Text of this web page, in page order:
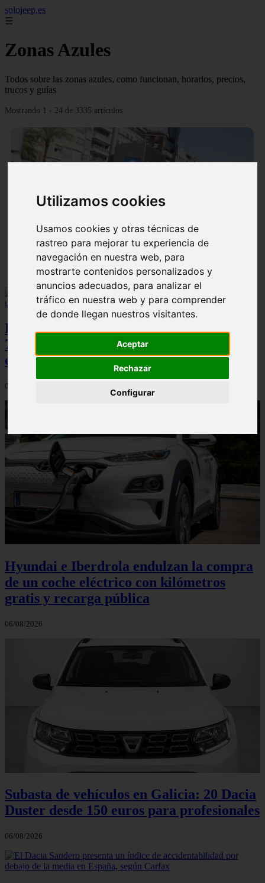
Utilizamos cookies
Usamos cookies y otras técnicas de
rastreo para mejorar tu experiencia de
navegación en nuestra web, para
mostrarte contenidos personalizados y
anuncios adecuados, para analizar el
tráfico en nuestra web y para comprender
de donde llegan nuestros visitantes.
Aceptar
Rechazar
Configurar
solojeep.es
☰
Zonas Azules
Todos sobre las zonas azules, como funcionan, horarios, precios,
trucos y guías
Mostrando 1 - 24 de 3335 artículos
▷ Zona Azul Córdoba 《 Horarios y Tarifas 2024 》
Peugeot acelera en el mercado español:
7.062 matriculaciones y un 5,9% de cuota
en julio
06/08/2026
Hyundai e Iberdrola endulzan la compra
de un coche eléctrico con kilómetros
gratis y recarga pública
06/08/2026
Subasta de vehículos en Galicia: 20 Dacia
Duster desde 150 euros para profesionales
06/08/2026